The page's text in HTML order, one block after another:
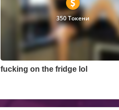
350 Токени
fucking on the fridge lol